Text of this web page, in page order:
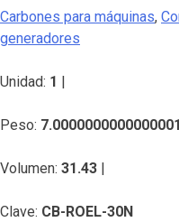
Carbones para máquinas,
generadores
Unidad: 1 |
Peso:
Volumen: 31.43 |
Clave: CB-ROEL-30N